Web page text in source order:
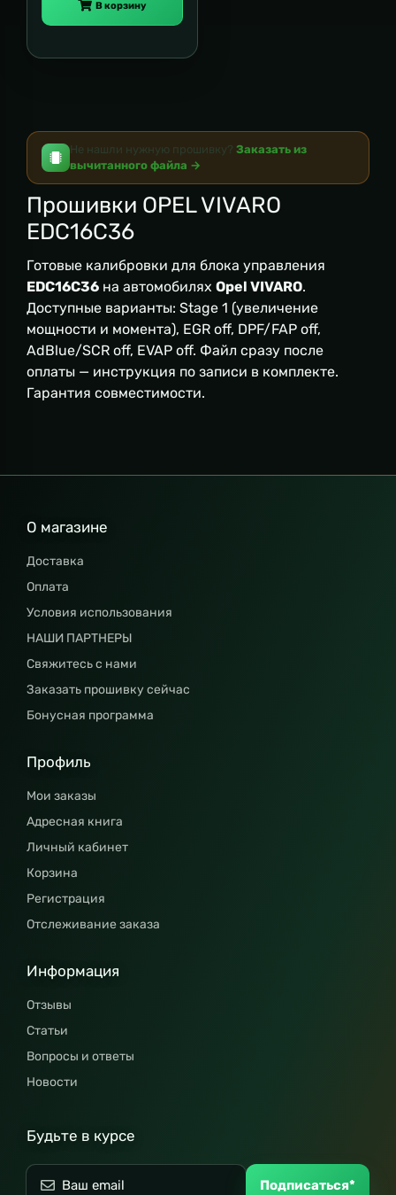
В корзину
Не нашли нужную прошивку? Заказать из
вычитанного файла →
Прошивки OPEL VIVARO
EDC16C36
Готовые калибровки для блока управления
EDC16C36 на автомобилях Opel VIVARO.
Доступные варианты: Stage 1 (увеличение
мощности и момента), EGR off, DPF/FAP off,
AdBlue/SCR off, EVAP off. Файл сразу после
оплаты — инструкция по записи в комплекте.
Гарантия совместимости.
О магазине
Доставка
Оплата
Условия использования
НАШИ ПАРТНЕРЫ
Свяжитесь с нами
Заказать прошивку сейчас
Бонусная программа
Профиль
Мои заказы
Адресная книга
Личный кабинет
Корзина
Регистрация
Отслеживание заказа
Информация
Отзывы
Статьи
Вопросы и ответы
Новости
Будьте в курсе
Подписаться*